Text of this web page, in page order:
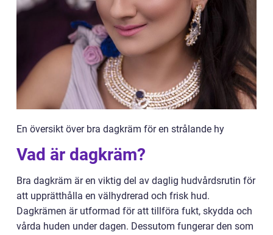
En översikt över bra dagkräm för en strålande hy
Vad är dagkräm?
Bra dagkräm är en viktig del av daglig hudvårdsrutin för
att upprätthålla en välhydrerad och frisk hud.
Dagkrämen är utformad för att tillföra fukt, skydda och
vårda huden under dagen. Dessutom fungerar den som